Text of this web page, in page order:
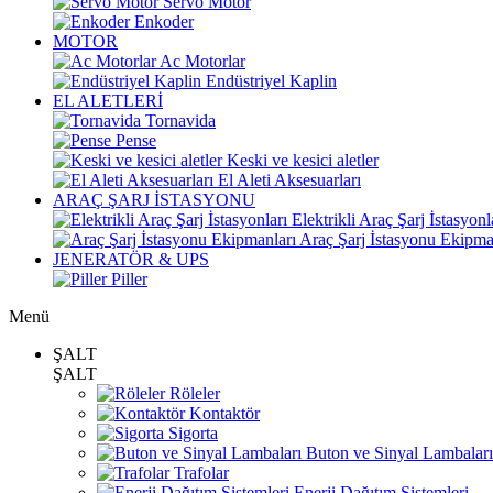
Enkoder
MOTOR
Ac Motorlar
Endüstriyel Kaplin
EL ALETLERİ
Tornavida
Pense
Keski ve kesici aletler
El Aleti Aksesuarları
ARAÇ ŞARJ İSTASYONU
Elektrikli Araç Şarj
Araç Şarj İstasyonu
JENERATÖR & UPS
Piller
Menü
ŞALT
ŞALT
Röleler
Kontaktör
Sigorta
Buton ve Sinyal Lambaları
Trafolar